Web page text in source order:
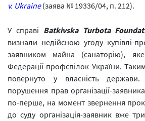
v. Ukraine(заява № 19336/04, п. 212).
У справі Batkivska Turbota
визнали недійсною угоду купівлі-
заявником майна (санаторію),
Федерації профспілок України.
повернуто у власність
порушення прав організації-
по-перше, на момент звернення
до суду організація-заявник вже